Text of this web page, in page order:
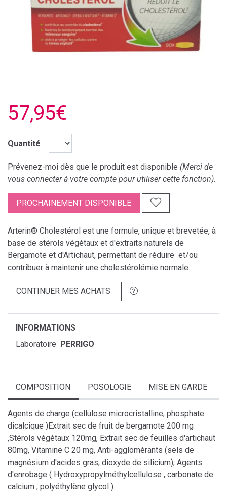
57,95€
Quantité
Prévenez-moi dès que le produit est disponible (Merci de
vous connecter à votre compte pour utiliser cette fonction).
PROCHAINEMENT DISPONIBLE
Arterin® Cholestérol est une formule, unique et brevetée, à
base de stérols végétaux et d'extraits naturels de
Bergamote et d'Artichaut, permettant de réduire et/ou
contribuer à maintenir une cholestérolémie normale.
CONTINUER MES ACHATS
INFORMATIONS
Laboratoire PERRIGO
COMPOSITION POSOLOGIE MISE EN GARDE
Agents de charge (cellulose microcristalline, phosphate
dicalcique )Extrait sec de fruit de bergamote 200 mg
,Stérols végétaux 120mg, Extrait sec de feuilles d'artichaut
80mg, Vitamine C 20 mg, Anti-agglomérants (sels de
magnésium d'acides gras, dioxyde de silicium), Agents
d'enrobage ( Hydroxypropylméthylcellulose , carbonate de
calcium , polyéthylène glycol )